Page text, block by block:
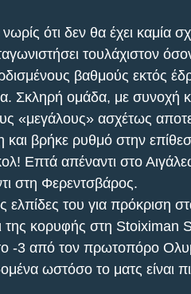
ότι δεν θα έχει καμία
τουλάχιστον
βαθμούς εκτός
Σκληρή ομάδα, με συνοχή
«μεγάλους» ασχέτως
βρήκε ρυθμό στην
Επτά απέναντι στο
στη Φερεντσβάρος.
ελπίδες του για πρόκριση
της κορυφής στη Stoiximan
-3 από τον πρωτοπόρο
ωστόσο το ματς είναι